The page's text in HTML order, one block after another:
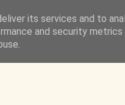
its services and to
and security